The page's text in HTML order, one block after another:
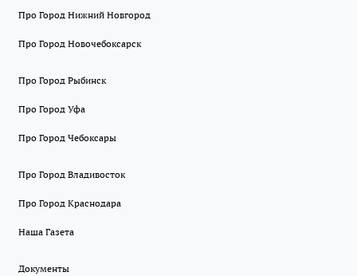
Про Город Нижний Новгород
Про Город Новочебоксарск
Про Город Рыбинск
Про Город Уфа
Про Город Чебоксары
Про Город Владивосток
Про Город Краснодара
Наша Газета
Документы